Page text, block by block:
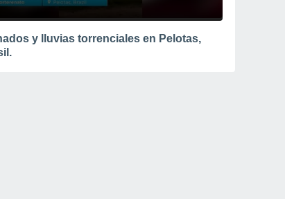
y lluvias torrenciales en Pelotas,